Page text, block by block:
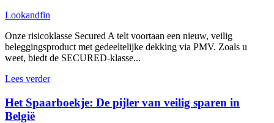
Lookandfin
Onze risicoklasse Secured A telt voortaan een nieuw, veilig
beleggingsproduct met gedeeltelijke dekking via PMV. Zoals u
weet, biedt de SECURED-klasse...
Lees verder
Het Spaarboekje: De pijler van veilig sparen in
België